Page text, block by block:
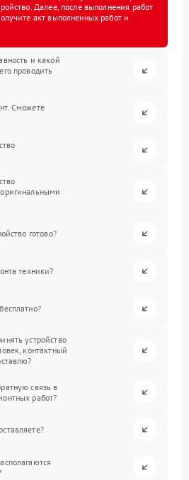
Далее, после выполнения работ
акт выполненных работ и
и какой
проводить
Сможете
готово?
техники?
устройство
контактный
связь в
работ?